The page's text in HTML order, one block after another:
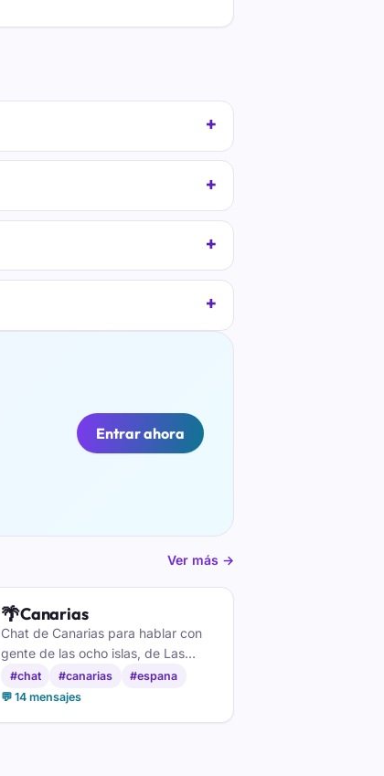
Entrar ahora
Ver más →
🌴Canarias
Chat de Canarias para hablar con
gente de las ocho islas, de Las
Palmas a Santa Cruz. Playa,
guagua y charla en directo, gratis y
#chat #canarias
#espana
💬 14 mensajes